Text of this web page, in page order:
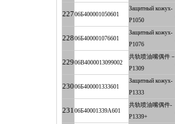
22706Б400001050601
Защитный кожух-
P1050
22806Б400001076601
Защитный кожух-
P1076
22906B4000013099002
共轨喷油嘴偶件－
P1309
23006Б400001333601
Защитный кожух-
P1333
231 06Б40001339А601
共轨喷油嘴偶件-
P1339+